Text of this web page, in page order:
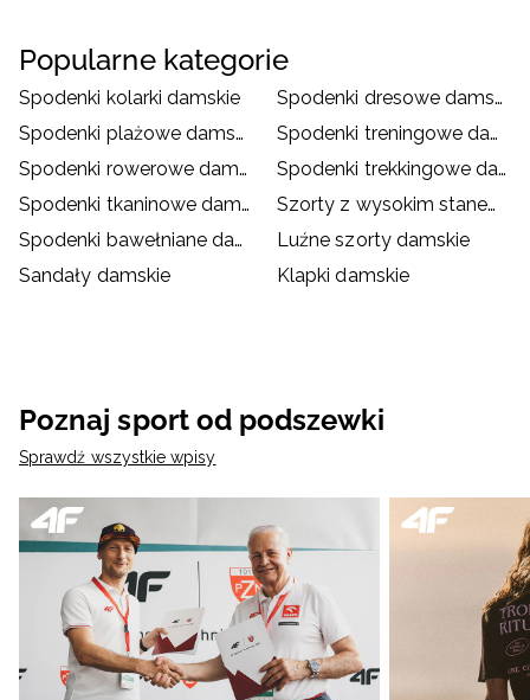
Popularne kategorie
Spodenki kolarki damskie
Spodenki dresowe damskie
Spodenki plażowe damskie
Spodenki treningowe damskie
Spodenki rowerowe damskie
Spodenki trekkingowe damskie
Spodenki tkaninowe damskie
Szorty z wysokim stanem damskie
Spodenki bawełniane damskie
Luźne szorty damskie
Sandały damskie
Klapki damskie
Poznaj sport od podszewki
Sprawdź wszystkie wpisy